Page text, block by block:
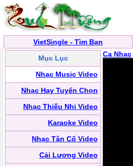
VietSingle - Tìm Bạn
Mục Lục
Nhạc Music Video
Nhạc Hay Tuyển Chọn
Nhạc Thiếu Nhi Video
Karaoke Video
Nhạc Tân Cổ Video
Cải Lương Video
Ca Nhạc